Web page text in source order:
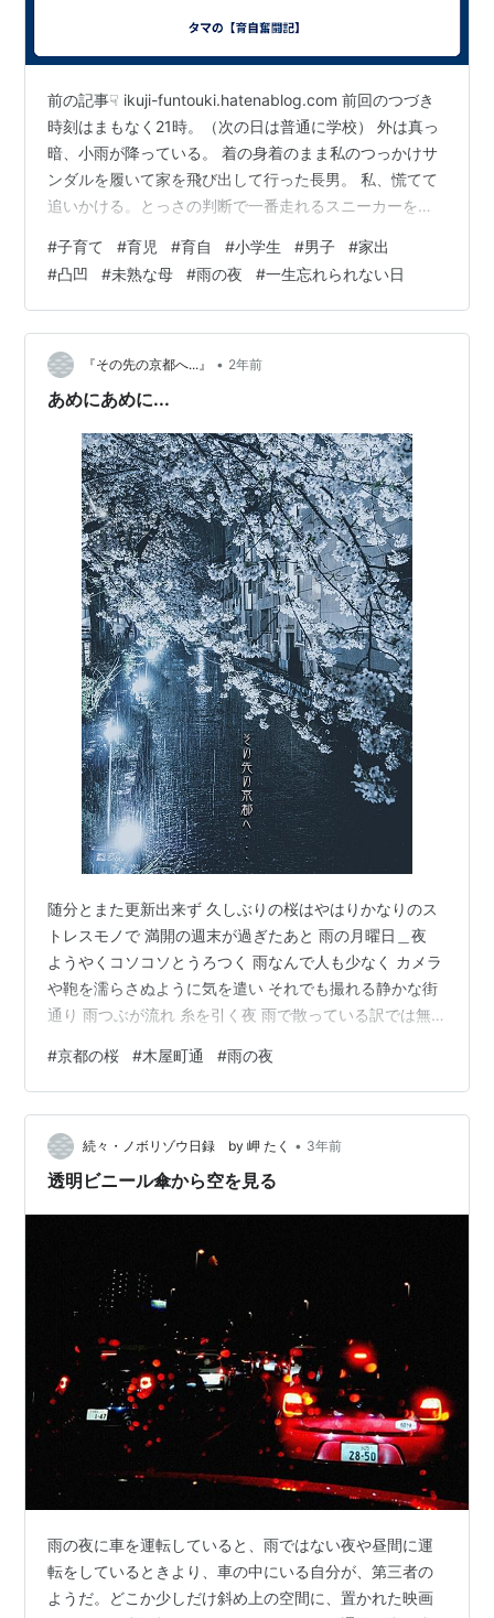
前の記事☟ ikuji-funtouki.hatenablog.com 前回のつづき
時刻はまもなく21時。（次の日は普通に学校） 外は真っ
暗、小雨が降っている。 着の身着のまま私のつっかけサ
ンダルを履いて家を飛び出して行った長男。 私、慌てて
追いかける。とっさの判断で一番走れるスニーカーを履
男が居ないか確認する。 ポロポロ泣いていた長男の姿が
頭によぎり、なんだかものすごい不安に襲われてきた。
走って心拍数が上がってるのはもちろんのこと、違った
意味でも心臓がドキドキする。 前回家出した時は、長男
は泣いてなかったし、晴れた午前中の出来事だったか
ら…
#子育て #育児 #育自 #小学生 #男子 #家出
#凸凹 #未熟な母 #雨の夜 #一生忘れられない日
『その先の京都へ...』 • 2年前
あめにあめに...
随分とまた更新出来ず 久しぶりの桜はやはりかなりのス
トレスモノで 満開の週末が過ぎたあと 雨の月曜日＿夜
ようやくコソコソとうろつく 雨なんで人も少なく カメラ
や鞄を濡らさぬように気を遣い それでも撮れる静かな街
通り 雨つぶが流れ 糸を引く夜 雨で散っている訳では無
を＿命をナメてはいけません ただ雨で散った花びらが留
まって目立つだけ 「朝日が昇るから起きるんじゃなくて
目覚めるときだから旅をする...」 吉田拓郎/今はまだ人生
を語らず
#京都の桜 #木屋町通 #雨の夜
続々・ノボリゾウ日録 by 岬 たく • 3年前
透明ビニール傘から空を見る
雨の夜に車を運転していると、雨ではない夜や昼間に運
転をしているときより、車の中にいる自分が、第三者の
ようだ。どこか少しだけ斜め上の空間に、置かれた映画